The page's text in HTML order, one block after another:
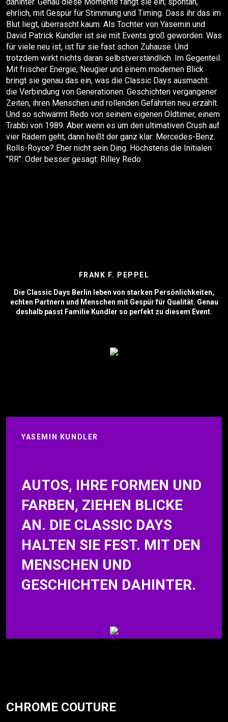
ehrlich, mit Gespür für Stimmung und Timing. Dass ihr das im
Blut liegt, überrascht kaum. Als Tochter von Yasemin und
David Patrick Kundler ist sie mit Events groß geworden. Was
für viele neu ist, ist für sie fast schon Zuhause. Und
trotzdem wirkt nichts daran selbstverständlich. Im Gegenteil:
Mit frischer Energie, Neugier und einem modernen Blick
bringt sie genau das ein, was die Classic Days ausmacht:
die Verbindung von Generationen. Geschichten vergangener
Zeiten, ihren Menschen und rollenden Gefährten neu erzählt.
Und so schwärmt Redo von seinem eigenen Oldtimer, einem
Trabbi von 1989. Aber wenn es um den ultimativen Crush auf
vier Rädern geht, dann heißt der ganz klar: Mercedes-Benz.
Rolls-Royce? Eher nicht sein Ding. Höchstens die Initialen
"RR". Oder besser gesagt: Rilley Redo.
FRANK F. PEPPEL
Die Classic Days Berlin leben von starken Persönlichkeiten,
echten Partnern und Menschen mit Gespür für Qualität. Genau
deshalb passt Familie Kundler so perfekt zu diesem Event.
YASEMIN KUNDLER
AUTOS, IHRE FORMEN UND
FARBEN, ZIEHEN BLICKE
AN. DIE CLASSIC DAYS
HALTEN SIE FEST. MIT DEN
MENSCHEN UND
GESCHICHTEN DAHINTER.
CHROME COUTURE